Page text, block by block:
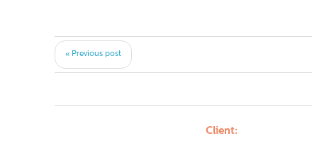
« Previous post
Client: